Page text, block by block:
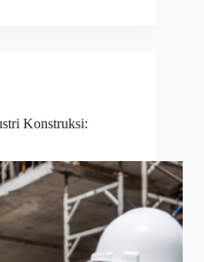
Konstruksi: